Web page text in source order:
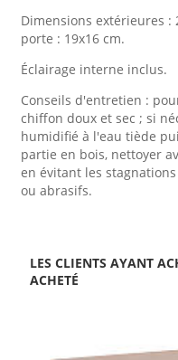
Dimensions extérieures :
porte : 19x16 cm.
Éclairage interne inclus.
Conseils d'entretien :
chiffon doux et sec ; si
humidifié à l'eau tiède
partie en bois, nettoyer
en évitant les
ou abrasifs.
LES CLIENTS AYANT
ACHETÉ